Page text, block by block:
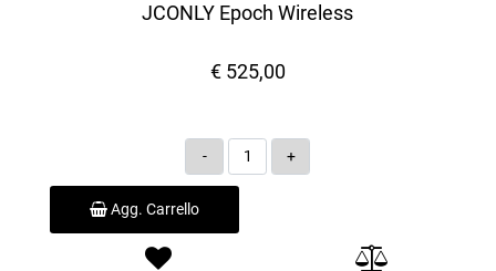
JCONLY Epoch Wireless
€ 525,00
Quantità
Agg. Carrello